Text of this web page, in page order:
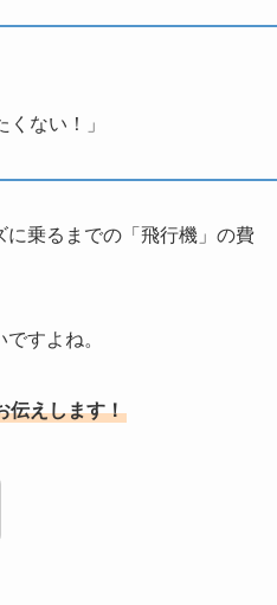
ない！」
乗るまでの「飛行機」の費
すよね。
伝えします！